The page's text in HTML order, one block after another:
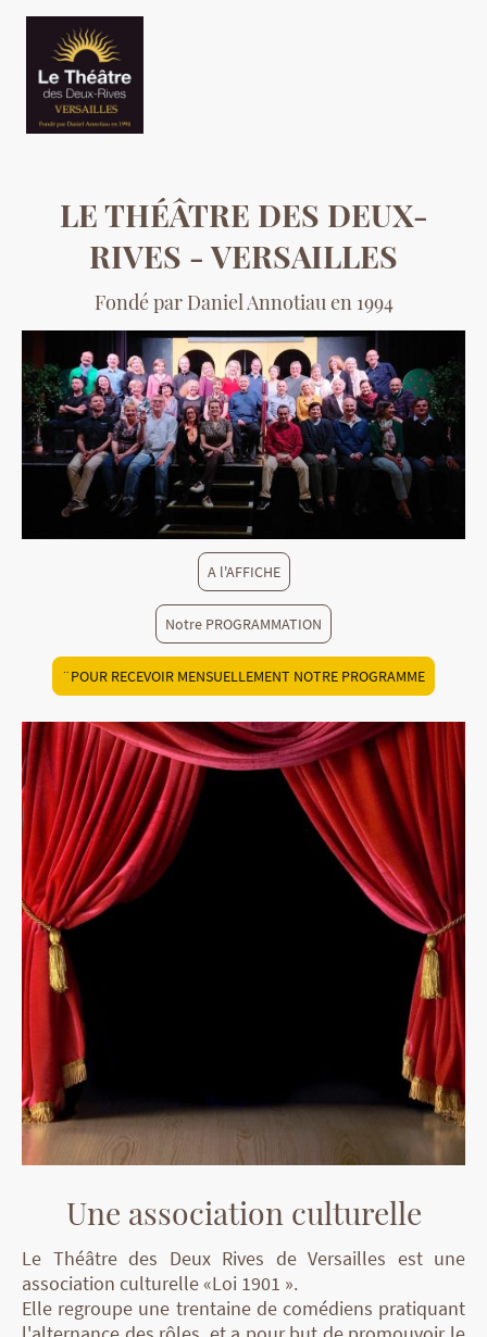
LE THÉÂTRE DES DEUX-
RIVES - VERSAILLES
Fondé par Daniel Annotiau en 1994
A l'AFFICHE
Notre PROGRAMMATION
¨POUR RECEVOIR MENSUELLEMENT NOTRE PROGRAMME
Une association culturelle
Le Théâtre des Deux Rives de Versailles est une
association culturelle «Loi 1901 ».
Elle regroupe une trentaine de comédiens pratiquant